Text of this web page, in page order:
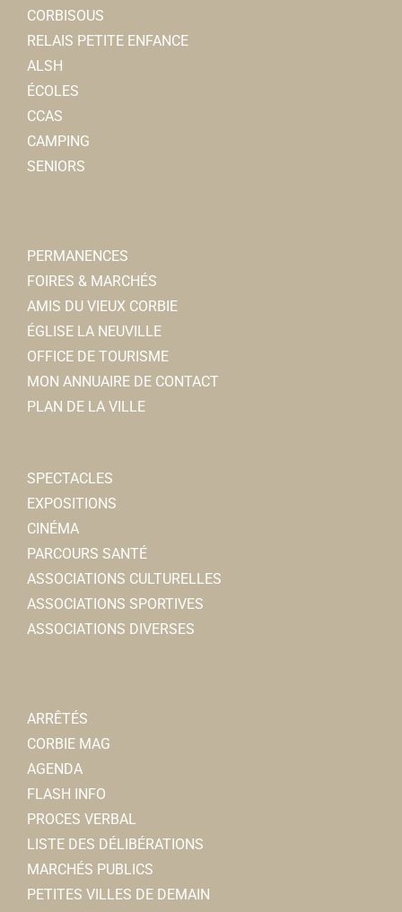
CORBISOUS
RELAIS PETITE ENFANCE
ALSH
ÉCOLES
CCAS
CAMPING
SENIORS
PERMANENCES
FOIRES & MARCHÉS
AMIS DU VIEUX CORBIE
ÉGLISE LA NEUVILLE
OFFICE DE TOURISME
MON ANNUAIRE DE CONTACT
PLAN DE LA VILLE
SPECTACLES
EXPOSITIONS
CINÉMA
PARCOURS SANTÉ
ASSOCIATIONS CULTURELLES
ASSOCIATIONS SPORTIVES
ASSOCIATIONS DIVERSES
ARRÊTÉS
CORBIE MAG
AGENDA
FLASH INFO
PROCES VERBAL
LISTE DES DÉLIBÉRATIONS
MARCHÉS PUBLICS
PETITES VILLES DE DEMAIN